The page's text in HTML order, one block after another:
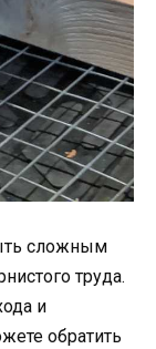
сложным
труда.
и
обратить